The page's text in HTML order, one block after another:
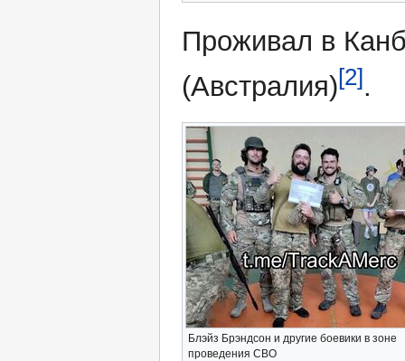
Проживал в
(Австралия)[2].
Блэйз Брэндсон и другие боевики в зоне
проведения СВО